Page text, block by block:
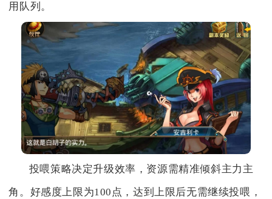
用队列。
投喂策略决定升级效率，资源需精准倾斜主力主
角。好感度上限为100点，达到上限后无需继续投喂，